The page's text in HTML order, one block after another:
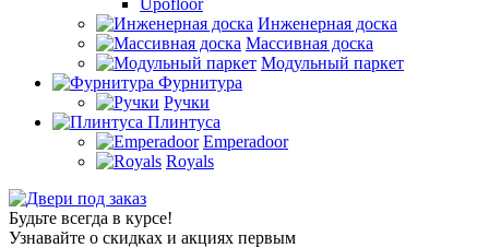
Инженерная доска
Массивная доска
Модульный паркет
Фурнитура
Ручки
Плинтуса
Emperadoor
Royals
Будьте всегда в курсе!
Узнавайте о скидках и акциях первым